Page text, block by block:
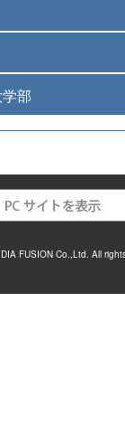
部
FUSION Co.,Ltd. All